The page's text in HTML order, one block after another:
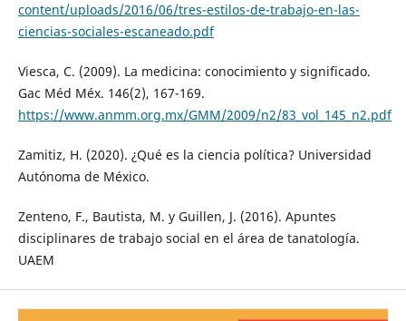
content/uploads/2016/06/tres-estilos-de-trabajo-en-las-
ciencias-sociales-escaneado.pdf
Viesca, C. (2009). La medicina: conocimiento y significado.
Gac Méd Méx. 146(2), 167-169.
https://www.anmm.org.mx/GMM/2009/n2/83_vol_145_n2.pdf
Zamitiz, H. (2020). ¿Qué es la ciencia política? Universidad
Autónoma de México.
Zenteno, F., Bautista, M. y Guillen, J. (2016). Apuntes
disciplinares de trabajo social en el área de tanatología.
UAEM